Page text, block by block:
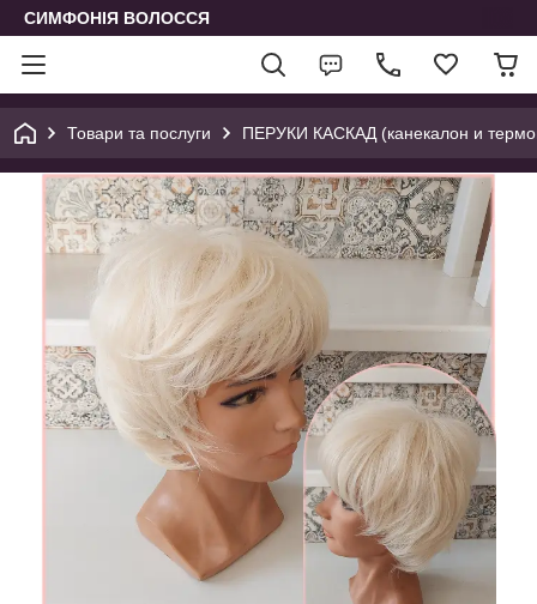
СИМФОНІЯ ВОЛОССЯ
Товари та послуги ПЕРУКИ КАСКАД (канекалон и